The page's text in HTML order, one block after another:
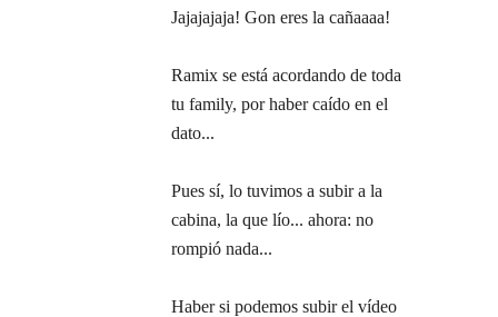
Jajajajaja! Gon eres la cañaaaa!
Ramix se está acordando de toda
tu family, por haber caído en el
dato...
Pues sí, lo tuvimos a subir a la
cabina, la que lío... ahora: no
rompió nada...
Haber si podemos subir el vídeo